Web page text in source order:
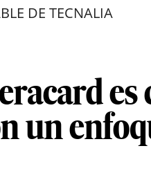
DE TECNALIA
un